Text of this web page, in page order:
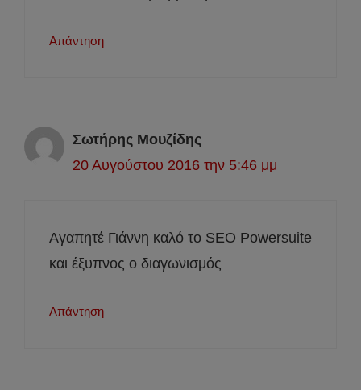
Απάντηση
Σωτήρης Μουζίδης
20 Αυγούστου 2016 την 5:46 μμ
Αγαπητέ Γιάννη καλό το SEO Powersuite
και έξυπνος ο διαγωνισμός
Απάντηση